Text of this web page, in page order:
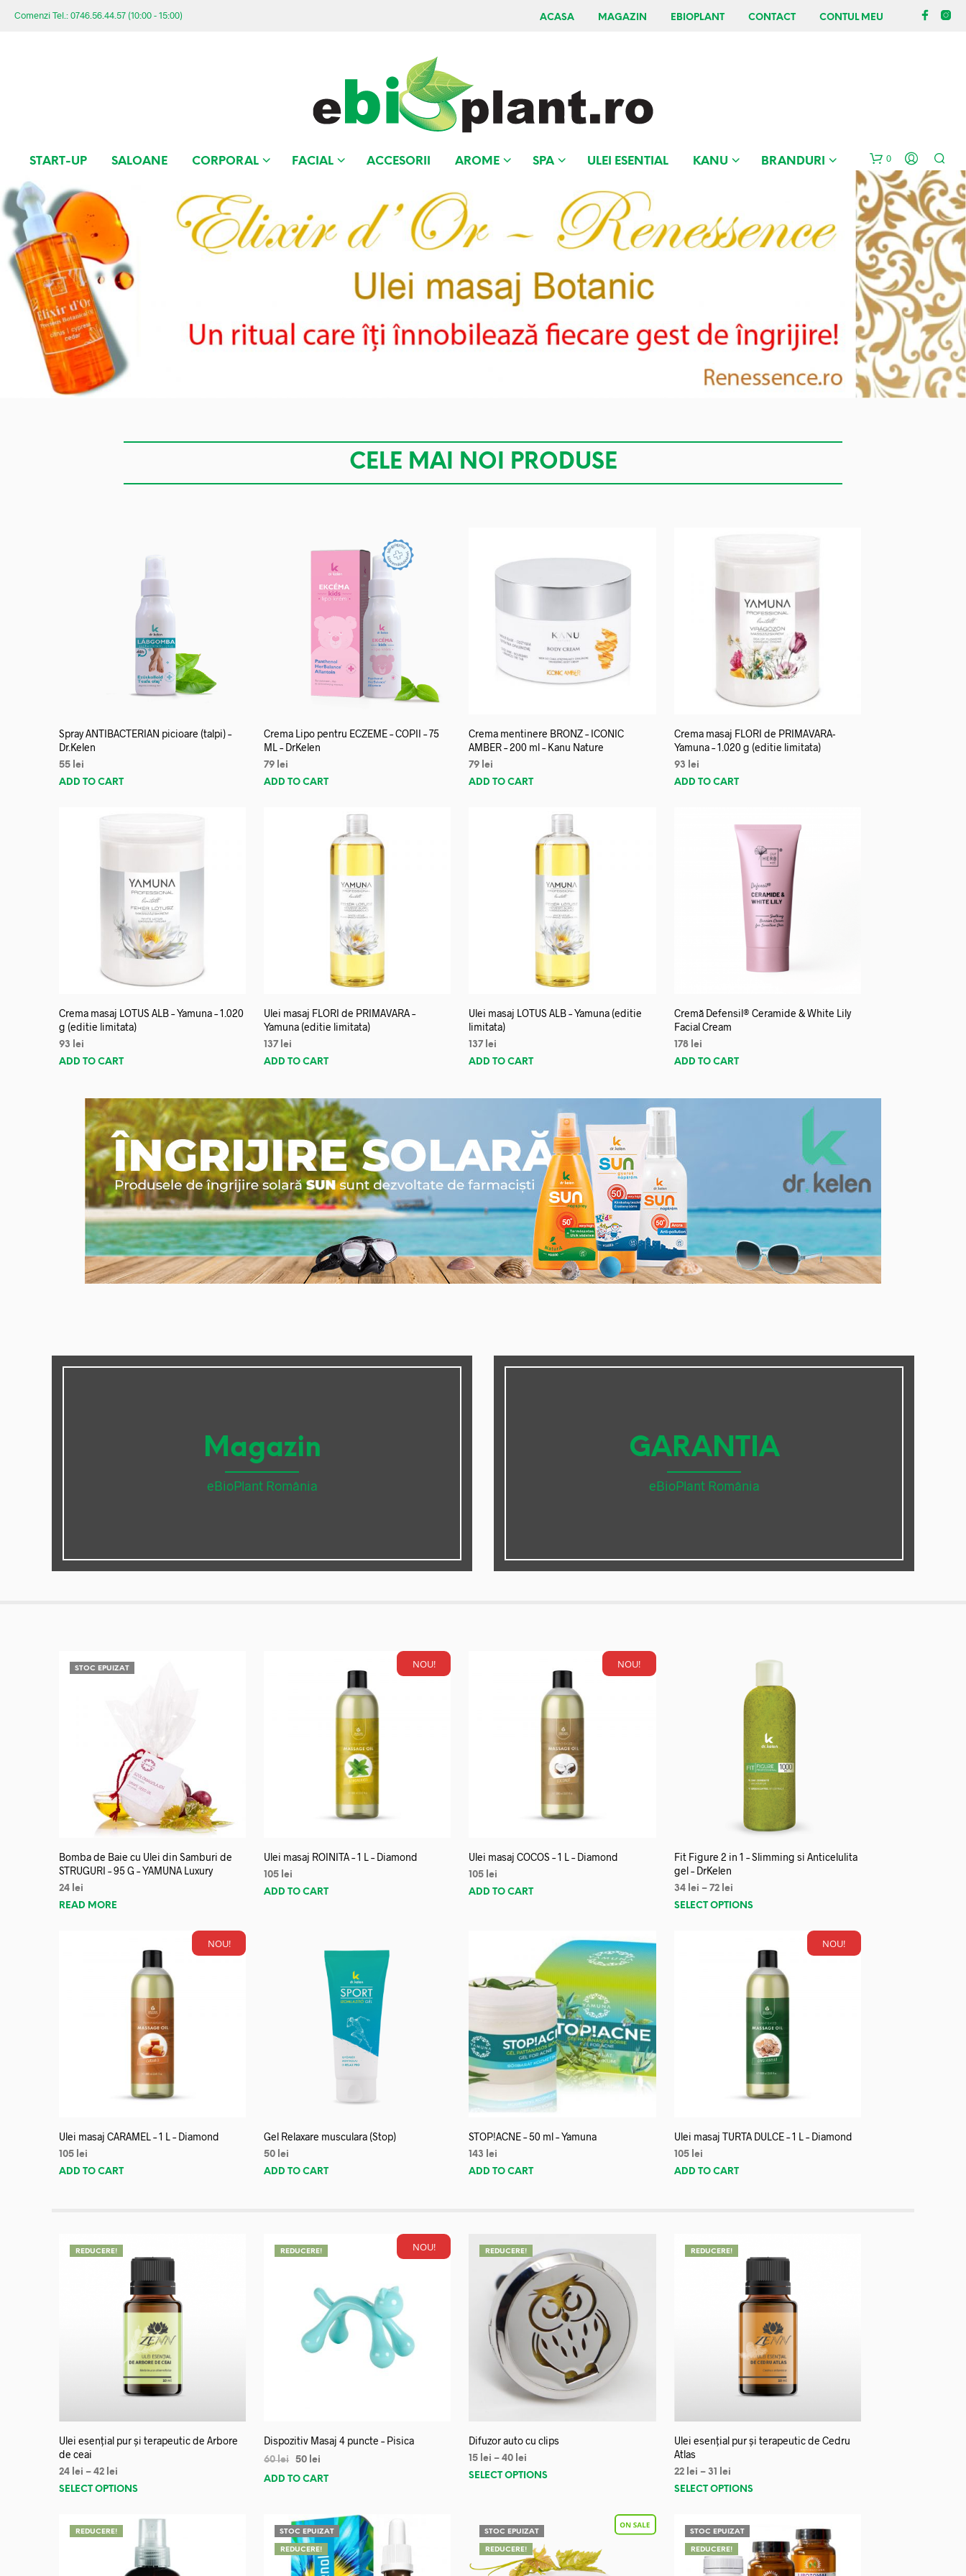
Comenzi Tel.: 0746.56.44.57 (10:00 - 15:00) ACASA MAGAZIN EBIOPLANT CONTACT CONTUL MEU
START-UP SALOANE CORPORAL FACIAL ACCESORII AROME SPA ULEI ESENTIAL KANU BRANDURI 0
CELE MAI NOI PRODUSE
Spray ANTIBACTERIAN picioare (talpi) –
Dr.Kelen
55 lei
ADD TO CART
Crema Lipo pentru ECZEME – COPII – 75
ML – DrKelen
79 lei
ADD TO CART
Crema mentinere BRONZ – ICONIC
AMBER – 200 ml – Kanu Nature
79 lei
ADD TO CART
Crema masaj FLORI de PRIMAVARA-
Yamuna – 1.020 g (editie limitata)
93
lei
ADD TO CART
Crema masaj LOTUS ALB – Yamuna – 1.020
g (editie limitata)
93
lei
ADD TO CART
Ulei masaj FLORI de PRIMAVARA –
Yamuna (editie limitata)
137 lei
ADD TO CART
Ulei masaj LOTUS ALB – Yamuna (editie
limitata)
137 lei
ADD TO CART
Cremă Defensil® Ceramide & White Lily
Facial Cream
178 lei
ADD TO CART
Magazin
eBioPlant România
GARANTIA
eBioPlant România
STOC EPUIZAT
Bomba de Baie cu Ulei din Samburi de
STRUGURI – 95 G – YAMUNA Luxury
24 lei
READ MORE
NOU!
Ulei masaj ROINITA – 1 L – Diamond
105 lei
ADD TO CART
NOU!
Ulei masaj COCOS – 1 L – Diamond
105 lei
ADD TO CART
Fit Figure 2 in 1 – Slimming si Anticelulita
gel – DrKelen
34 lei – 72 lei
SELECT OPTIONS
NOU!
Ulei masaj CARAMEL – 1 L – Diamond
105 lei
ADD TO CART
Gel Relaxare musculara (Stop)
50 lei
ADD TO CART
STOP!ACNE – 50 ml – Yamuna
143
lei
ADD TO CART
NOU!
Ulei masaj TURTA DULCE – 1 L – Diamond
105 lei
ADD TO CART
REDUCERE!
Ulei esențial pur și terapeutic de Arbore
de ceai
24 lei – 42 lei
SELECT OPTIONS
NOU!
REDUCERE!
Dispozitiv Masaj 4 puncte – Pisica
60lei 50 lei
ADD TO CART
REDUCERE!
Difuzor auto cu clips
15 lei –40 lei
SELECT OPTIONS
REDUCERE!
Ulei esențial pur și terapeutic de Cedru
Atlas
22 lei – 31
lei
SELECT OPTIONS
REDUCERE! STOC EPUIZAT
REDUCERE!
STOC EPUIZAT
REDUCERE!
STOC EPUIZAT
REDUCERE!